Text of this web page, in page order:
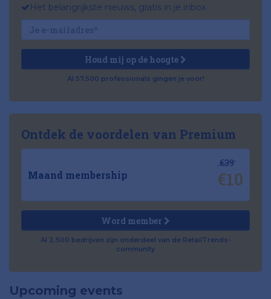
Het belangrijkste nieuws, gratis in je inbox
Houd mij op de hoogte
Al 57.500 professionals gingen je voor!
Ontdek de voordelen van Premium
Maand membership
€39
€10
Word member
Al 2.500 bedrijven zijn onderdeel van de RetailTrends-
community
Upcoming events